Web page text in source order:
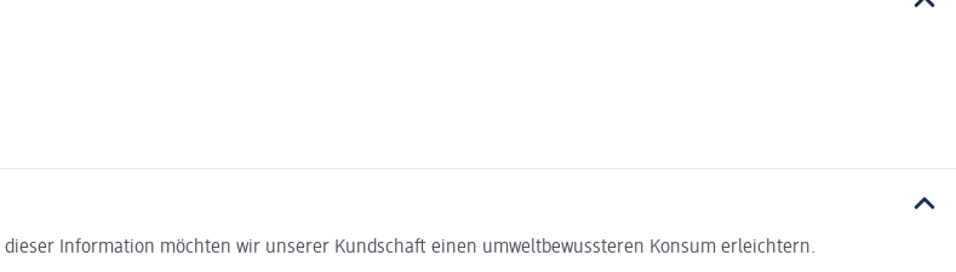
Information möchten wir unserer Kundschaft einen umweltbewussteren Konsum erleichtern.